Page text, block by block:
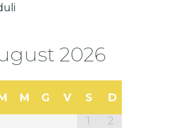
2026
M G V S
D
1
2